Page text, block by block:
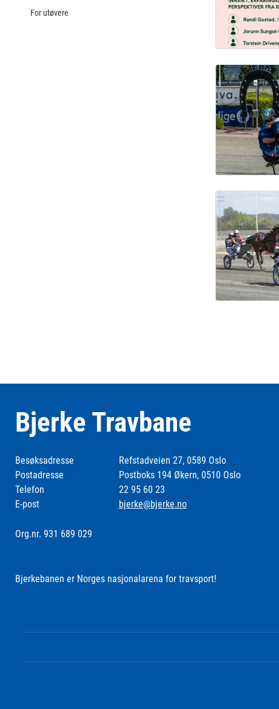
For utøvere
Bjerke Travbane
Besøksadresse
Refstadveien 27, 0589 Oslo
Postadresse
Postboks 194 Økern, 0510 Oslo
Telefon
22 95 60 23
E-post
bjerke@bjerke.no
Org.nr. 931 689 029
Bjerkebanen er Norges nasjonalarena for travsport!